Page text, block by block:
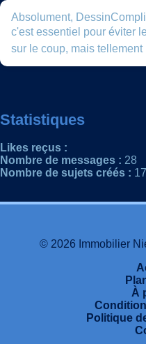
Absolument,
c'est essentiel pour éviter
sur le coup, mais
Statistiques
Likes reçus :
Nombre de messages : 28
Nombre de sujets créés : 17
© 2026 Immobilier
À
Politique